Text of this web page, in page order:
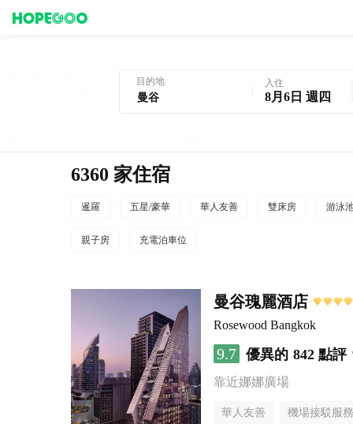
目的地 入住
8月6日 週四
6360 家住宿
暹羅 五星/豪華 華人友善 雙床房 游泳
親子房 充電泊車位
曼谷瑰麗酒店
Rosewood Bangkok
9.7 優異的 842 點評
靠近娜娜廣場
華人友善 機場接駁服務